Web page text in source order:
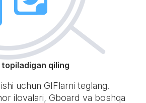
qiling
uchun GIFlarni teglang.
ilovalari, Gboard va boshqa